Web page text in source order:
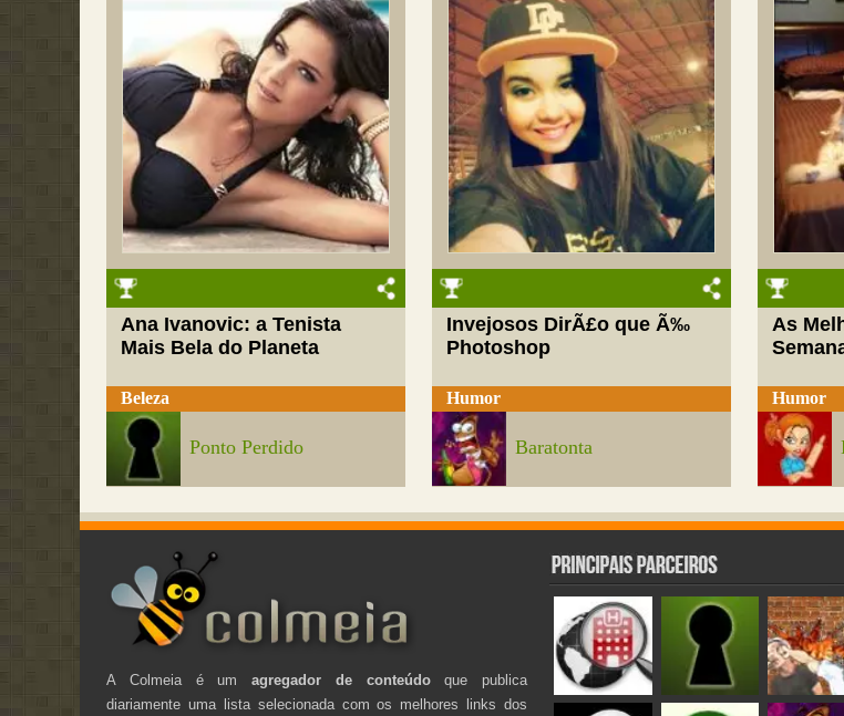
Ana Ivanovic: a Tenista
Mais Bela do Planeta
Beleza
Ponto Perdido
Invejosos DirÃ£o que Ã‰
Photoshop
Humor
Baratonta
As
Humor
A Colmeia é umagregador de conteúdoque publica
diariamente uma lista selecionada com os melhores links dos